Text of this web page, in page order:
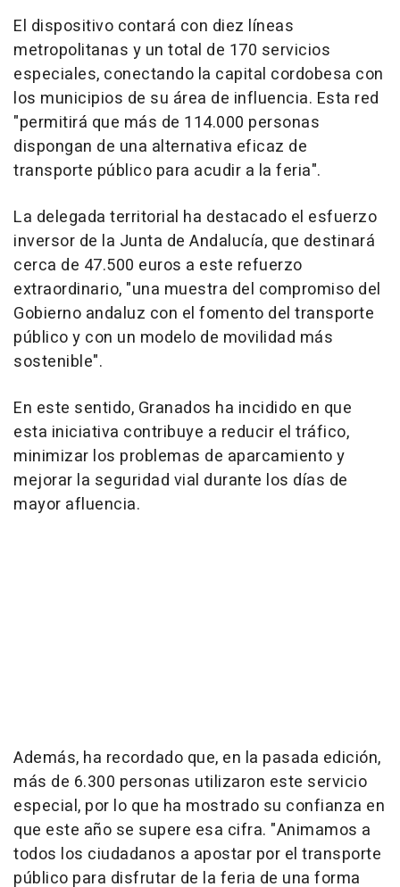
El dispositivo contará con diez líneas
metropolitanas y un total de 170 servicios
especiales, conectando la capital cordobesa con
los municipios de su área de influencia. Esta red
"permitirá que más de 114.000 personas
dispongan de una alternativa eficaz de
transporte público para acudir a la feria".
La delegada territorial ha destacado el esfuerzo
inversor de la Junta de Andalucía, que destinará
cerca de 47.500 euros a este refuerzo
extraordinario, "una muestra del compromiso del
Gobierno andaluz con el fomento del transporte
público y con un modelo de movilidad más
sostenible".
En este sentido, Granados ha incidido en que
esta iniciativa contribuye a reducir el tráfico,
minimizar los problemas de aparcamiento y
mejorar la seguridad vial durante los días de
mayor afluencia.
Además, ha recordado que, en la pasada edición,
más de 6.300 personas utilizaron este servicio
especial, por lo que ha mostrado su confianza en
que este año se supere esa cifra. "Animamos a
todos los ciudadanos a apostar por el transporte
público para disfrutar de la feria de una forma